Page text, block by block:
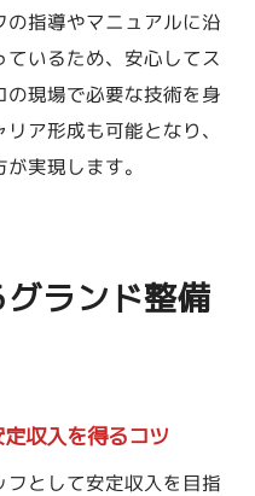
指導やマニュアルに沿
いるため、安心してス
現場で必要な技術を身
ア形成も可能となり、
実現します。
ランド整備
収入を得るコツ
として安定収入を目指